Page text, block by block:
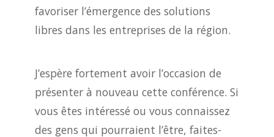
favoriser l’émergence des solutions
libres dans les entreprises de la région.
J’espère fortement avoir l’occasion de
présenter à nouveau cette conférence. Si
vous êtes intéressé ou vous connaissez
des gens qui pourraient l’être, faites-